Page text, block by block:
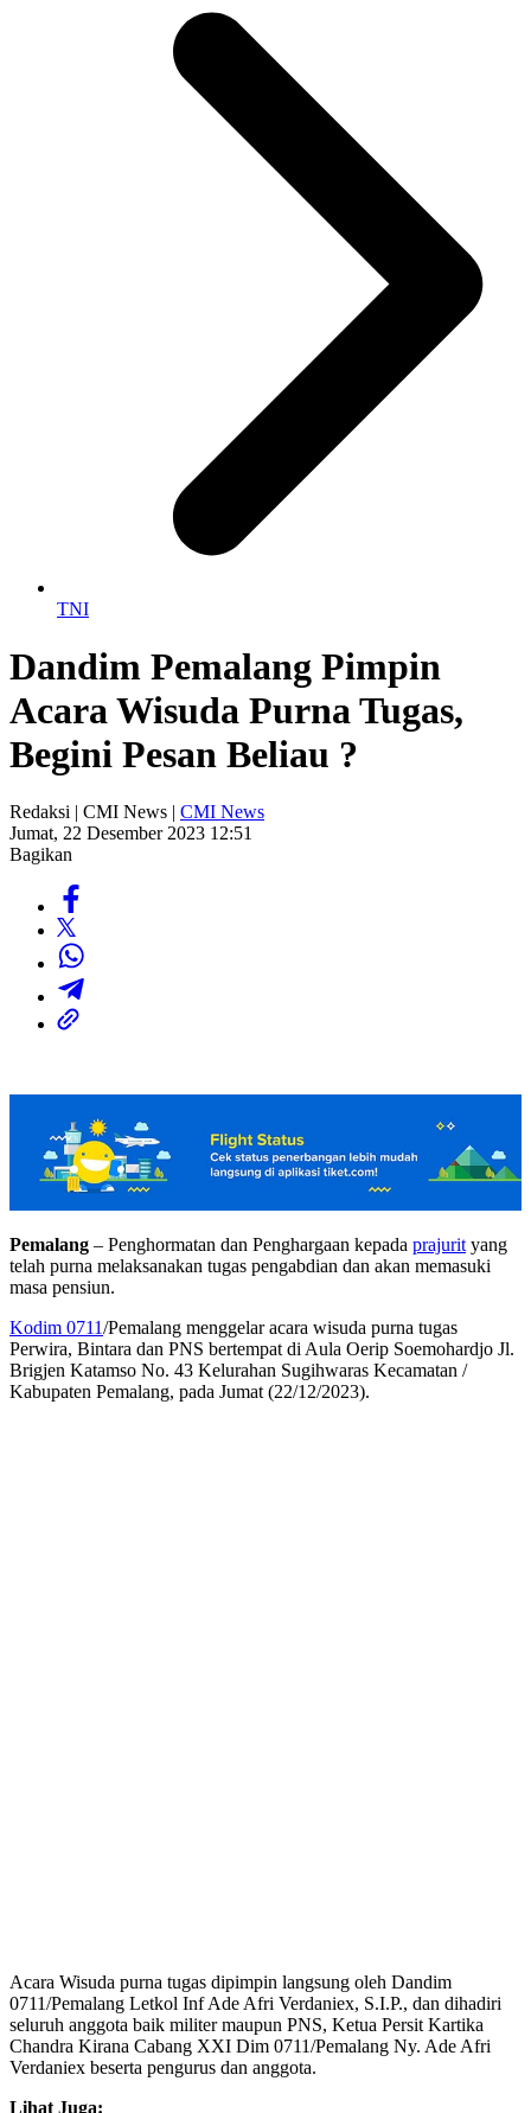
TNI
Dandim Pemalang Pimpin
Acara Wisuda Purna Tugas,
Begini Pesan Beliau ?
Redaksi | CMI News | CMI News
Jumat, 22 Desember 2023 12:51
Bagikan
Pemalang – Penghormatan dan Penghargaan kepada prajurit yang
telah purna melaksanakan tugas pengabdian dan akan memasuki
masa pensiun.
Kodim 0711/Pemalang menggelar acara wisuda purna tugas
Perwira, Bintara dan PNS bertempat di Aula Oerip Soemohardjo Jl.
Brigjen Katamso No. 43 Kelurahan Sugihwaras Kecamatan /
Kabupaten Pemalang, pada Jumat (22/12/2023).
Acara Wisuda purna tugas dipimpin langsung oleh Dandim
0711/Pemalang Letkol Inf Ade Afri Verdaniex, S.I.P., dan dihadiri
seluruh anggota baik militer maupun PNS, Ketua Persit Kartika
Chandra Kirana Cabang XXI Dim 0711/Pemalang Ny. Ade Afri
Verdaniex beserta pengurus dan anggota.
Lihat Juga: